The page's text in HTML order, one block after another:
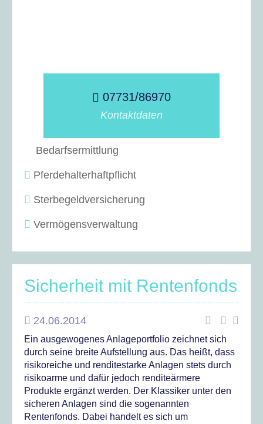
07731/86970
Kontaktdaten
Bedarfsermittlung
Pferdehalterhaftpflicht
Sterbegeldversicherung
Vermögensverwaltung
Sicherheit mit Rentenfonds
24.06.2014
Ein ausgewogenes Anlageportfolio zeichnet sich
durch seine breite Aufstellung aus. Das heißt, dass
risikoreiche und renditestarke Anlagen stets durch
risikoarme und dafür jedoch renditeärmere
Produkte ergänzt werden. Der Klassiker unter den
sicheren Anlagen sind die sogenannten
Rentenfonds. Dabei handelt es sich um